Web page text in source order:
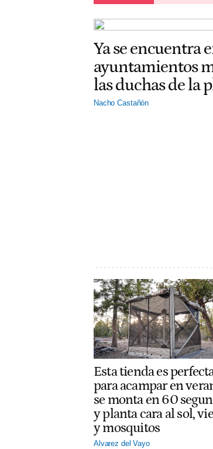
Ya se encuentra
ayuntamientos
las duchas de la
Nacho Castañón
Esta tienda es
para acampar en
se monta en 60
y planta cara al sol,
y mosquitos
Alvarez del Vayo